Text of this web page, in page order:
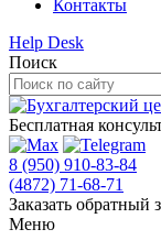
Контакты
Help Desk
Поиск
Бесплатная
8 (950) 910-83-84
(4872) 71-68-71
Заказать обратный
Меню